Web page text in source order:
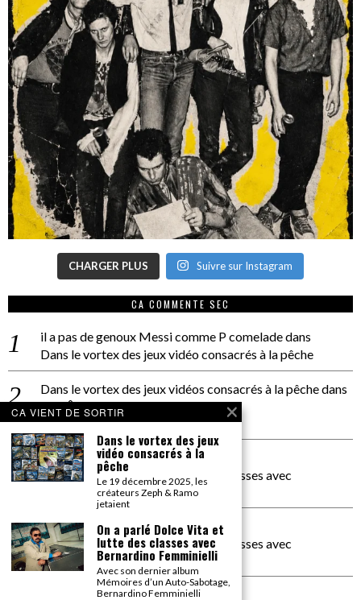
CHARGER PLUS Suivre sur Instagram
CA COMMENTE SEC
il a pas de genoux Messi comme P comeladedans
Dans le vortex des jeux vidéo consacrés à la pêche
Dans le vortex des jeux vidéos consacrés à la pêchedans
PACÔME THIELLEMENT
La séance d’Hip Gnose
La Patrie
dans
On a parlé Dolce Vita et lutte des classes avec
Bernardino Femminielli
carte noire negra à l'o tiededans
On a parlé Dolce Vita et lutte des classes avec
Bernardino Femminielli
moise et son mascarédans
CA VIENT DE SORTIR
Dans le vortex des jeux
vidéo consacrés à la
pêche
Le 19 décembre 2025, les
créateurs Zeph & Ramo
jetaient
On a parlé Dolce Vita et
lutte des classes avec
Bernardino Femminielli
Avec son dernier album
Mémoires d’un Auto-Sabotage,
Bernardino Femminielli